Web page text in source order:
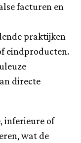
facturen en
praktijken
eindproducten.
directe
inferieure of
wat de